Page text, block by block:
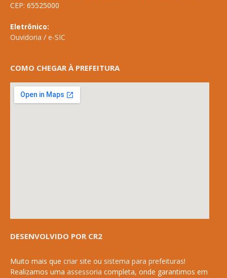
CEP: 65525000
Eletrônico:
Ouvidoria / e-SIC
COMO CHEGAR À PREFEITURA
DESENVOLVIDO POR CR2
Muito mais que criar site ou sistema para prefeituras!
Realizamos uma assessoria completa, onde garantimos em